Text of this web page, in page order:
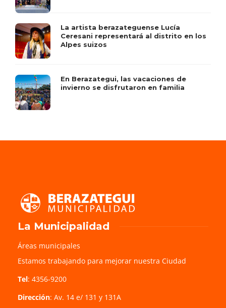
La artista berazateguense Lucía
Ceresani representará al distrito en los
Alpes suizos
En Berazategui, las vacaciones de
invierno se disfrutaron en familia
La Municipalidad
Áreas municipales
Estamos trabajando para mejorar nuestra Ciudad
Tel: 4356-9200
Dirección: Av. 14 e/ 131 y 131A